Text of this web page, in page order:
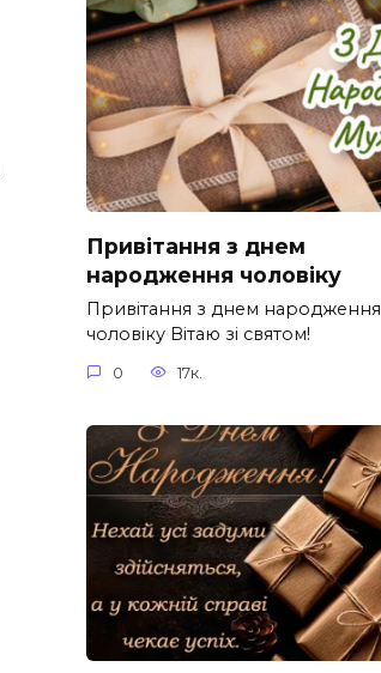
Привітання з днем
народження чоловіку
Привітання з днем народження
чоловіку Вітаю зі святом!
0 17к.